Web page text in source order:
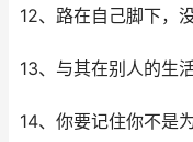
12、路在自己脚下，
13、与其在别人的生
14、你要记住你不是